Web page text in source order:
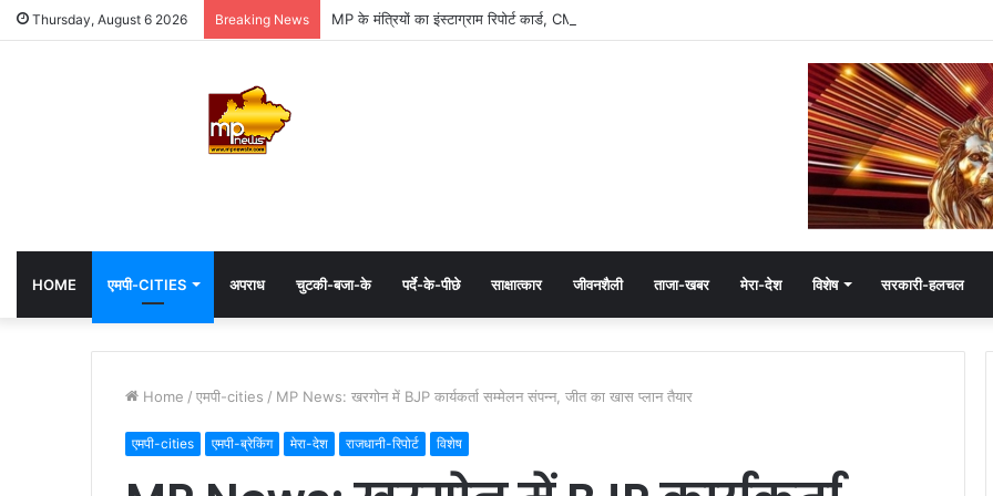
Thursday, August 6 2026 Breaking News MP के मंत्रियों का इंस्टाग्राम रिपोर्ट कार्ड, CM मोहन यादव के इतने फॉलोअर्स
HOME एमपी-CITIES अपराध चुटकी-बजा-के पर्दे-के-पीछे साक्षात्कार जीवनशैली ताजा-खबर मेरा-देश विशेष सरकारी-हलचल
Home / एमपी-cities / MP News: खरगोन में BJP कार्यकर्ता सम्मेलन संपन्न, जीत का खास प्लान तैयार
एमपी-cities एमपी-ब्रेकिंग मेरा-देश राजधानी-रिपोर्ट विशेष